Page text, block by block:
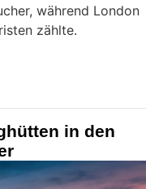
während London
zählte.
in den